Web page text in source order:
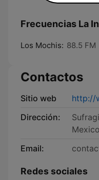
Frecuencias La
Los Mochis: 88.5 FM
Contactos
Sitio web
http://
Dirección:
Mexico
Email:
Redes sociales